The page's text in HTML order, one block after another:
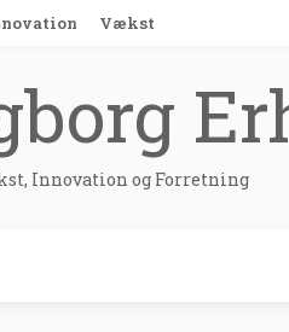
Vækst
Innovation og Forretning